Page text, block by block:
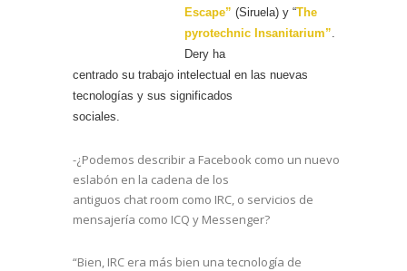
Escape” (Siruela) y “The
pyrotechnic Insanitarium”
Dery ha
centrado su trabajo intelectual en las nuevas
tecnologías y sus significados
sociales.
-¿Podemos describir a Facebook como un nuevo
eslabón en la cadena de los
antiguos chat room como IRC, o servicios de
mensajería como ICQ y Messenger?
“Bien, IRC era más bien una tecnología de